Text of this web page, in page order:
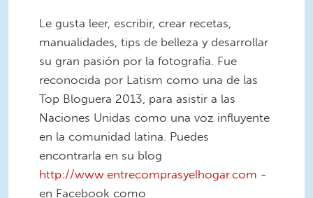
Le gusta leer, escribir, crear recetas,
manualidades, tips de belleza y desarrollar
su gran pasión por la fotografía. Fue
reconocida por Latism como una de las
Top Bloguera 2013, para asistir a las
Naciones Unidas como una voz influyente
en la comunidad latina. Puedes
encontrarla en su blog
http://www.entrecomprasyelhogar.com -
en Facebook como